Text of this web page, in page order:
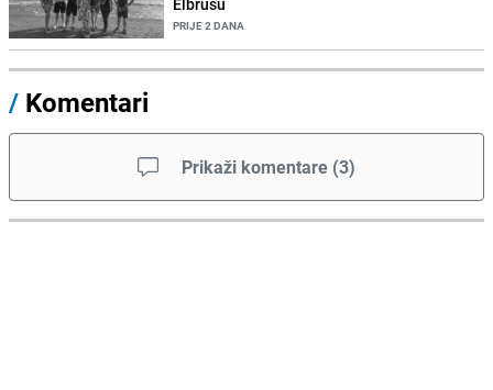
PRIJE 2 DANA
/ Komentari
Prikaži komentare (3)